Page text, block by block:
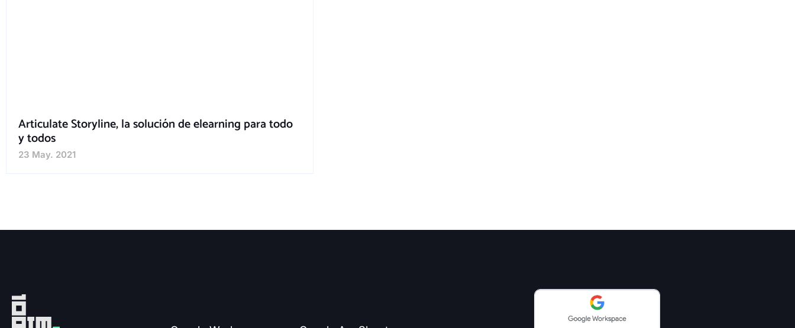
Articulate Storyline, la solución de elearning para todo
y todos
23 May. 2021